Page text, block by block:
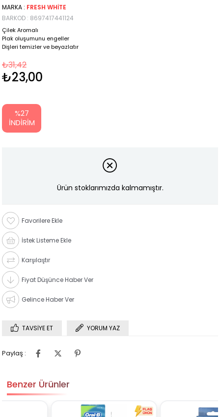
MARKA : FRESH WHITE
BARKOD : 8697417441124
Çilek Aromalı
Plak oluşumunu engeller
Dişleri temizler ve beyazlatır
₺31,42
₺23,00
%27
İNDIRIM
Ürün stoklarımızda kalmamıştır.
Favorilere Ekle
İstek Listeme Ekle
Karşılaştır
Fiyat Düşünce Haber Ver
Gelince Haber Ver
TAVSIYE ET YORUM YAZ
Paylaş :
Benzer Ürünler